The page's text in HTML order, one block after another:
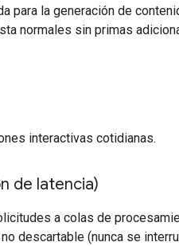
para la generación de
normales sin primas
interactivas cotidianas.
de latencia)
a colas de
descartable (nunca se